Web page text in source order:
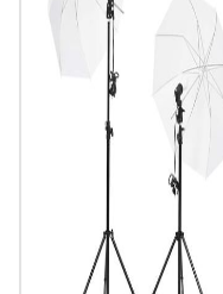
#sharemevidaxl